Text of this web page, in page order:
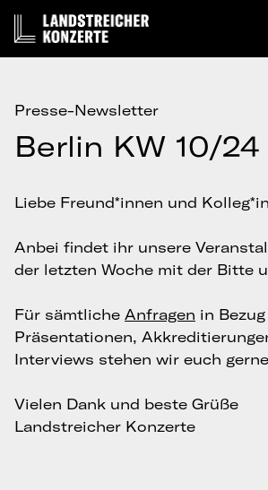
Presse-Newsletter
Berlin KW 10/24
Liebe Freund*innen und
Anbei findet ihr unsere
der letzten Woche mit der Bitte
Für sämtliche Anfragen in
Präsentationen,
Interviews stehen wir euch
Vielen Dank und beste Grüße
Landstreicher Konzerte